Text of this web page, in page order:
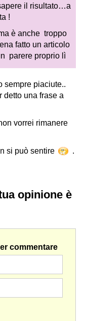
il risultato…a
!
è anche troppo
fatto un articolo
parere proprio lì
sempre piaciute..
detto una frase a
vorrei rimanere
si può sentire
.
opinione è
commentare